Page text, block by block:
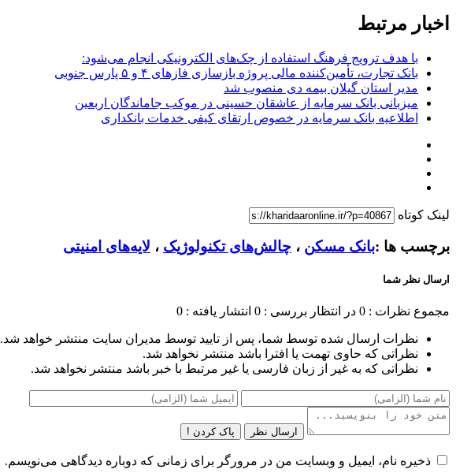
اخبار مرتبط
با هدف ترویج فرهنگ استفاده از چک‌های الکترونیکی انجام می‌شود:
بانک تجارت، تأمین‌کننده مالی پروژه بازسازی فازهای ۴ و ۵ پارس جنوبی
مدیر استان گیلان بیمه دی منصوب شد
میزبانی بانک سرمایه از عاشقان حسینی در موکب جاماندگان اربعین
اطلاعیه بانک سرمایه در خصوص ارتقای کیفی خدمات بانکداری
لینک کوتاه
برچسب ها :بانک مسکن ، چالش‌های تکنولوژیک ، لایه‌های امنیتی
ارسال نظر شما
مجموع نظرات : 0 در انتظار بررسی : 0 انتشار یافته : 0
نظرات ارسال شده توسط شما، پس از تایید توسط مدیران سایت منتشر خواهد شد.
نظراتی که حاوی تهمت یا افترا باشد منتشر نخواهد شد.
نظراتی که به غیر از زبان فارسی یا غیر مرتبط با خبر باشد منتشر نخواهد شد.
ارسال نظر پاک کردن !
ذخیره نام، ایمیل و وبسایت من در مرورگر برای زمانی که دوباره دیدگاهی می‌نویسم.